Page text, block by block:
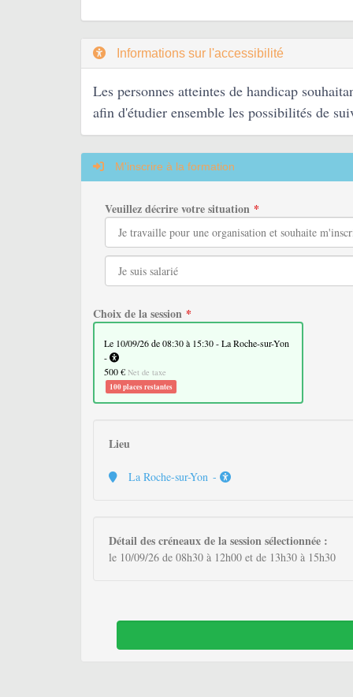
Informations sur l'accessibilité
Les personnes atteintes de handicap
afin d'étudier ensemble les possibilités de
M'inscrire à la formation
Veuillez décrire votre situation
Choix de la session
le 10/09/26 de 08:30 à 15:30 - La Roche-sur-Yon
-
500 € Net de taxe
100 places restantes
Lieu
La Roche-sur-Yon -
Détail des créneaux de la session sélectionnée :
le 10/09/26 de 08h30 à 12h00 et de 13h30 à 15h30